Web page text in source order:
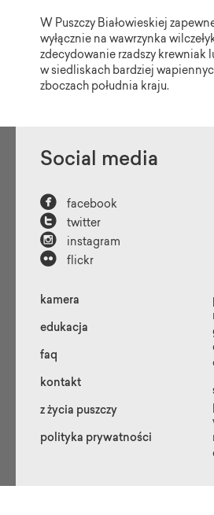
W Puszczy Białowieskiej
wyłącznie na wawrzynka
zdecydowanie rzadszy krewniak
w siedliskach bardziej
zboczach południa kraju.
Social media
 facebook
 twitter
 instagram
 flickr
kamera
edukacja
faq
kontakt
z życia puszczy
polityka prywatności